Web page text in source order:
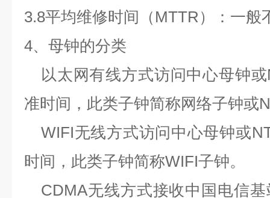
3.8平均维修时间（ MTTR）：一般
4、母钟的分类
以太网有线方式访问中心母钟或
准时间，此类子钟简称网络子钟或
WIFI无线方式访问中心母钟或
时间，此类子钟简称WIFI子钟。
CDMA无线方式接收中国电信